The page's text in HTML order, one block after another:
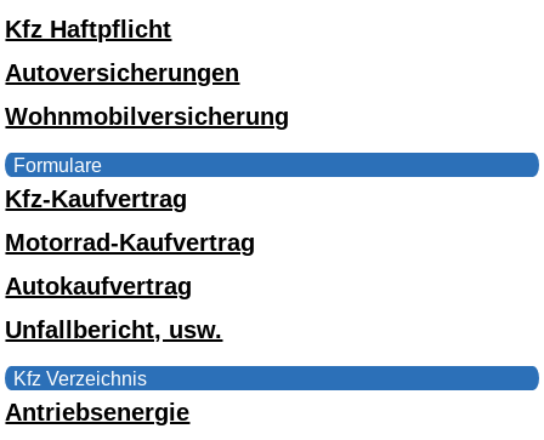
Kfz Haftpflicht
Autoversicherungen
Wohnmobilversicherung
Formulare
Kfz-Kaufvertrag
Motorrad-Kaufvertrag
Autokaufvertrag
Unfallbericht, usw.
Kfz Verzeichnis
Antriebsenergie